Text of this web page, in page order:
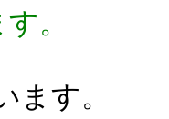
。
ます。